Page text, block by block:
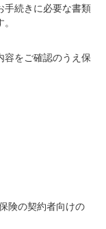
手続きに必要な書類
容をご確認のうえ保
険の契約者向けの